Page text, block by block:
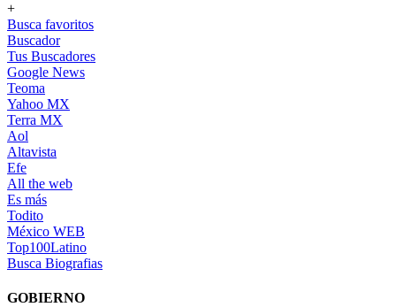
+
Busca favoritos
Buscador
Tus Buscadores
Google News
Teoma
Yahoo MX
Terra MX
Aol
Altavista
Efe
All the web
Es más
Todito
México WEB
Top100Latino
Busca Biografias
GOBIERNO